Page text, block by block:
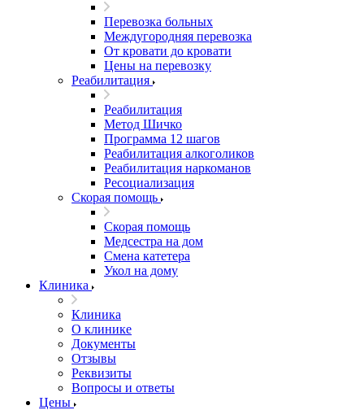
Перевозка больных
Междугородняя перевозка
От кровати до кровати
Цены на перевозку
Реабилитация
Реабилитация
Метод Шичко
Программа 12 шагов
Реабилитация алкоголиков
Реабилитация наркоманов
Ресоциализация
Скорая помощь
Скорая помощь
Медсестра на дом
Смена катетера
Укол на дому
Клиника
Клиника
О клинике
Документы
Отзывы
Реквизиты
Вопросы и ответы
Цены